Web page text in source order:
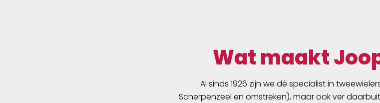
Wat maakt
Al sinds 1926 zijn we dé specialist in
Scherpenzeel en omstreken), maar ook ver